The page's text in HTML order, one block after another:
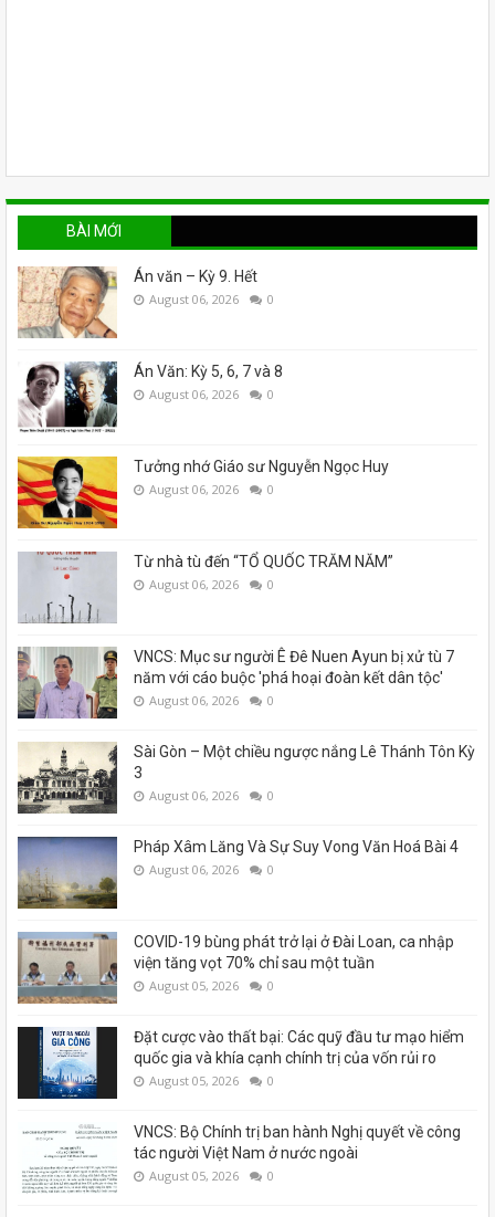
BÀI MỚI
Án văn – Kỳ 9. Hết
August 06, 2026 0
Án Văn: Kỳ 5, 6, 7 và 8
August 06, 2026 0
Tưởng nhớ Giáo sư Nguyễn Ngọc Huy
August 06, 2026 0
Từ nhà tù đến “TỔ QUỐC TRĂM NĂM”
August 06, 2026 0
VNCS: Mục sư người Ê Đê Nuen Ayun bị xử tù 7
năm với cáo buộc 'phá hoại đoàn kết dân tộc'
August 06, 2026 0
Sài Gòn – Một chiều ngược nắng Lê Thánh Tôn Kỳ
3
August 06, 2026 0
Pháp Xâm Lăng Và Sự Suy Vong Văn Hoá Bài 4
August 06, 2026 0
COVID-19 bùng phát trở lại ở Đài Loan, ca nhập
viện tăng vọt 70% chỉ sau một tuần
August 05, 2026 0
Đặt cược vào thất bại: Các quỹ đầu tư mạo hiểm
quốc gia và khía cạnh chính trị của vốn rủi ro
August 05, 2026 0
VNCS: Bộ Chính trị ban hành Nghị quyết về công
tác người Việt Nam ở nước ngoài
August 05, 2026 0